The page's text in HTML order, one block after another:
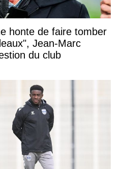
honte de faire tomber
Jean-Marc
du club